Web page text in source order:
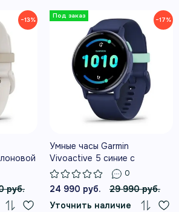
11 ДНЕЙ РАБОТЫ
BATTERY, ОЦЕНКА СНА,
СТРЕССА И ДРУГИЕ
−13%
руб.
−17%
Умные часы Garmin
Vivoactive 5 синие с
металлически-синим
безелем и силиконовым
ремешком
0
24 990 руб.
29 990 руб.
Уточнить наличие